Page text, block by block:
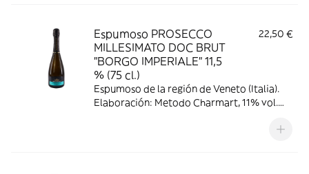
Espumoso PROSECCO
MILLESIMATO DOC BRUT
"BORGO IMPERIALE" 11,5
% (75 cl.)
22,50 €
Espumoso de la región de Veneto (Italia).
Elaboración: Metodo Charmart, 11% vol.